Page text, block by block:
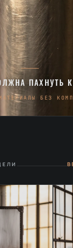
ПАХНУТЬ
БЕЗ